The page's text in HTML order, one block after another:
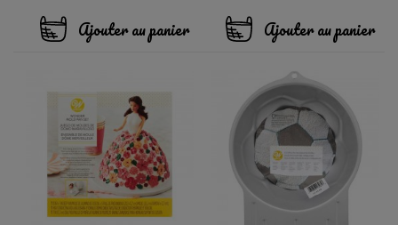
Ajouter au panier Ajouter au panier